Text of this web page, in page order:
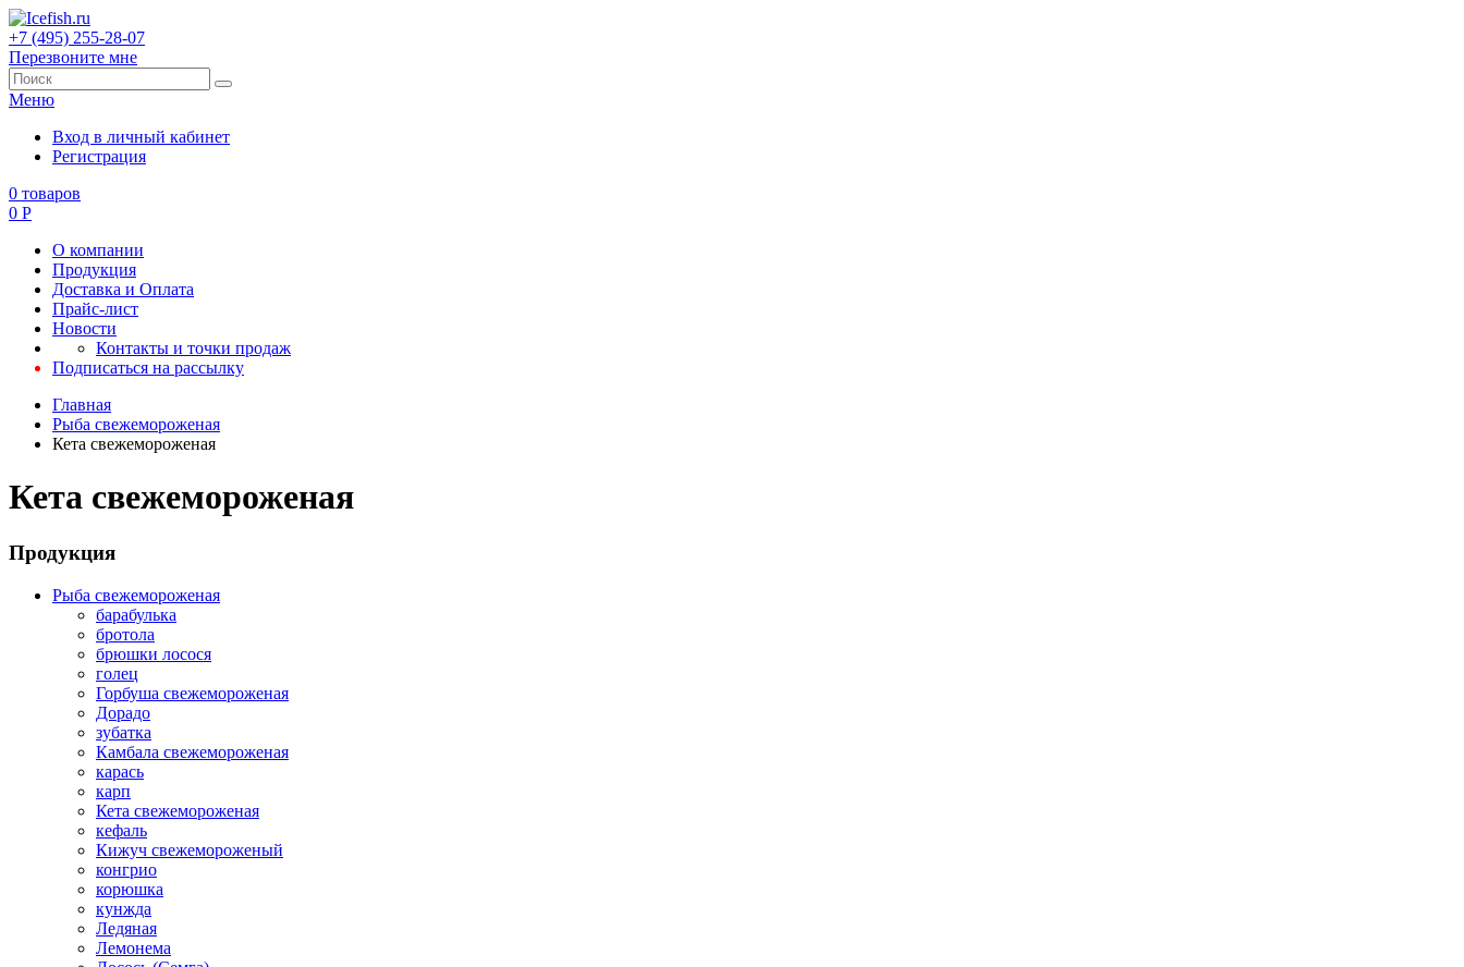
+7 (495) 255-28-07
Перезвоните мне
Меню
Вход в личный кабинет
Регистрация
0 товаров
0 Р
О компании
Продукция
Доставка и Оплата
Прайс-лист
Новости
Контакты и точки продаж
Подписаться на рассылку
Главная
Рыба свежемороженая
Кета свежемороженая
Кета свежемороженая
Продукция
Рыба свежемороженая
барабулька
бротола
брюшки лосося
голец
Горбуша свежемороженая
Дорадо
зубатка
Камбала свежемороженая
карась
карп
Кета свежемороженая
кефаль
Кижуч свежемороженый
конгрио
корюшка
кунжда
Ледяная
Лемонема